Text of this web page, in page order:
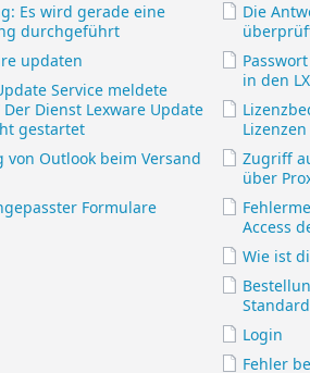
Es wird gerade eine
durchgeführt
updaten
Service meldete
Dienst Lexware Update
gestartet
von Outlook beim Versand
Formulare
Die
in den
Lizenzen
Zugriff
über
Access
Wie ist
Login
Fehler